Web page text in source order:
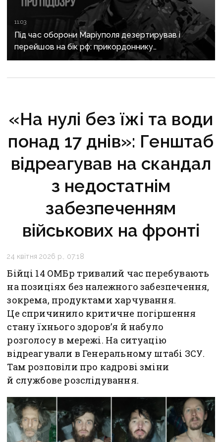
11:03
Під час оборони Маріуполя дезертирував і
перейшов на бік рф: прикордоннику
з «Азовсталі» повідомили про підозру
«На нулі без їжі та води
понад 17 днів»: Генштаб
відреагував на скандал
з недостатнім
забезпеченням
військових на фронті
24 квітня 2026 р., 07:18
Бійці 14 ОМБр тривалий час перебувають
на позиціях без належного забезпечення,
зокрема, продуктами харчування.
Це спричинило критичне погіршення
стану їхнього здоров’я й набуло
розголосу в мережі. На ситуацію
відреагували в Генеральному штабі ЗСУ.
Там розповіли про кадрові зміни
й службове розслідування.